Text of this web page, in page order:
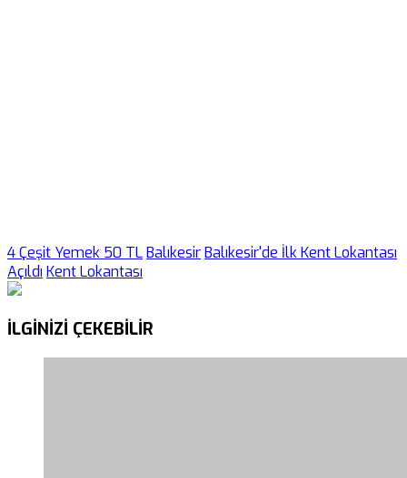
4 Çeşit Yemek 50 TLBalıkesirBalıkesir'de İlk Kent Lokantası
Açıldı Kent Lokantası
İLGİNİZİ ÇEKEBİLİR